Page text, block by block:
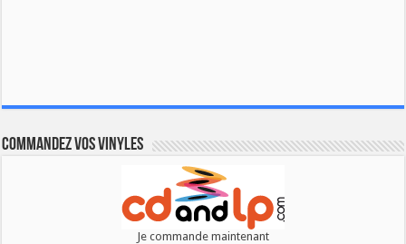
Commandez vos vinyles
Je commande maintenant